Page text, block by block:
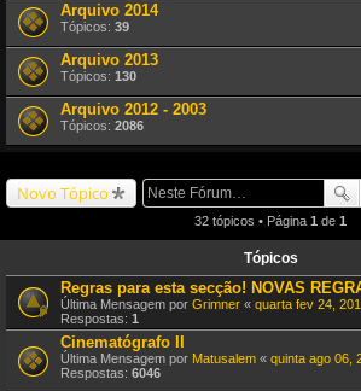
Arquivo 2014
Tópicos: 39
Arquivo 2013
Tópicos: 130
Arquivo 2012 - 2003
Tópicos: 2086
Novo Tópico
32 tópicos • Página 1 de 1
Tópicos
Regras para esta secção! NOVAS
Última Mensagem por Grimner « quarta fev 24,
Respostas: 1
Cinematógrafo II
Última Mensagem por Matusalem « quinta ago 06,
Respostas: 6046